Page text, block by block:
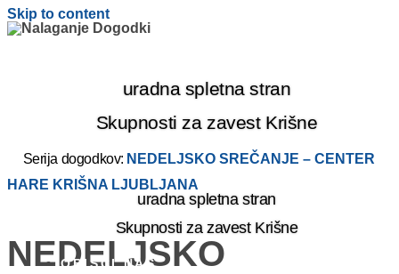
Skip to content
uradna spletna stran
Skupnosti za zavest Krišne
uradna spletna stran
Skupnosti za zavest Krišne
OBIŠČI NAS
Serija dogodkov: NEDELJSKO SREČANJE – CENTER
HARE KRIŠNA LJUBLJANA
NEDELJSKO